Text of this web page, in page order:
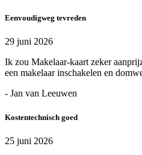
Eenvoudigweg tevreden
29 juni 2026
Ik zou Makelaar-kaart zeker
een makelaar inschakelen en
- Jan van Leeuwen
Kostentechnisch goed
25 juni 2026